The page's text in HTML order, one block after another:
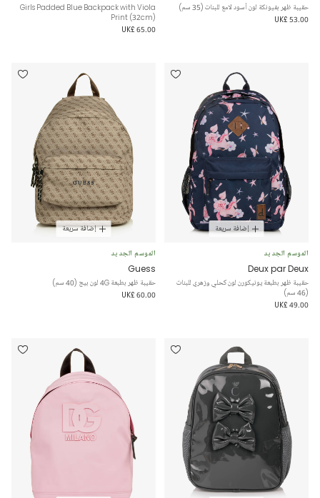
حقيبة ظهر بفيونكة لون أسود لامع للبنات (35 سم)
UK£ 53.00
Girls Padded Blue Backpack with Viola
Print (32cm)
UK£ 65.00
إضافة سريعة
الموسم الجديد
Deux par Deux
حقيبة ظهر بطبعة يونيكورن لون كحلي وزهري للبنات
(46 سم)
UK£ 49.00
إضافة سريعة
الموسم الجديد
Guess
حقيبة ظهر بطبعة 4G لون بيج (40 سم)
UK£ 60.00